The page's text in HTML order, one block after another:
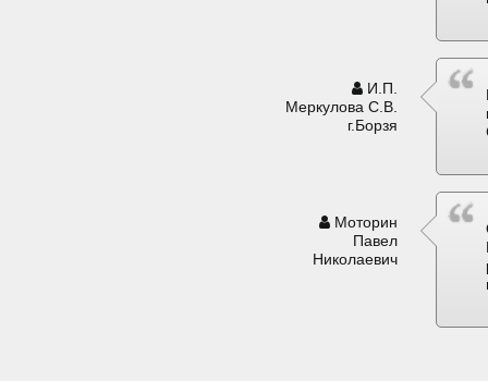
И.П.
Меркулова С.В.
г.Борзя
Моторин
Павел
Николаевич